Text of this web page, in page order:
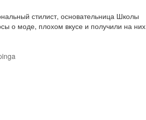
стилист, основательница Школы
о моде, плохом вкусе и получили на них